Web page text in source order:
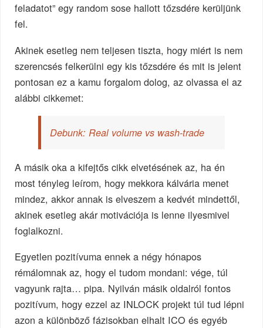
feladatot” egy random sose hallott tőzsdére kerüljünk
fel.
Akinek esetleg nem teljesen tiszta, hogy miért is nem
szerencsés felkerülni egy kis tőzsdére és mit is jelent
pontosan ez a kamu forgalom dolog, az olvassa el az
alábbi cikkemet:
Debunk: Real volume vs wash-trade
A másik oka a kifejtős cikk elvetésének az, ha én
most tényleg leírom, hogy mekkora kálvária menet
mindez, akkor annak is elveszem a kedvét mindettől,
akinek esetleg akár motivációja is lenne ilyesmivel
foglalkozni.
Egyetlen pozitívuma ennek a négy hónapos
rémálomnak az, hogy el tudom mondani: vége, túl
vagyunk rajta… pipa. Nyilván másik oldalról fontos
pozitívum, hogy ezzel az INLOCK projekt túl tud lépni
azon a különböző fázisokban elhalt ICO és egyéb